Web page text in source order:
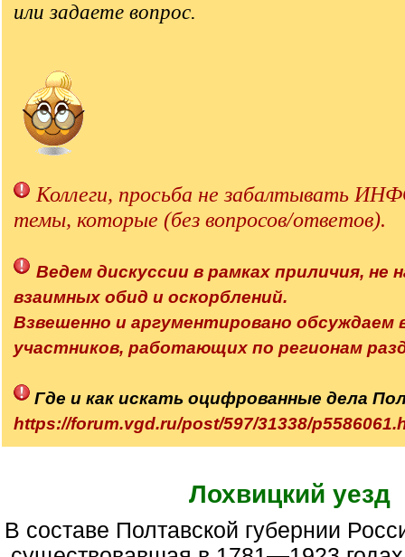
или задаете вопрос.
Коллеги, просьба не забалтывать
темы, которые (без вопросов/ответов).
Ведем дискуссии в рамках приличия, не
взаимных обид и оскорблений.
Взвешенно и аргументировано
участников, работающих по регионам
Где и как искать оцифрованные дела
https://forum.vgd.ru/post/597/31338/
Лохвицкий уезд
В составе Полтавской губернии Российской империи,